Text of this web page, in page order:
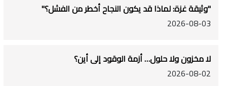
"وثيقة غزة: لماذا قد يكون النجاح أخطر من الفشل؟"
2026-08-03
لا مخزون ولا حلول… أزمة الوقود إلى أين؟
2026-08-02